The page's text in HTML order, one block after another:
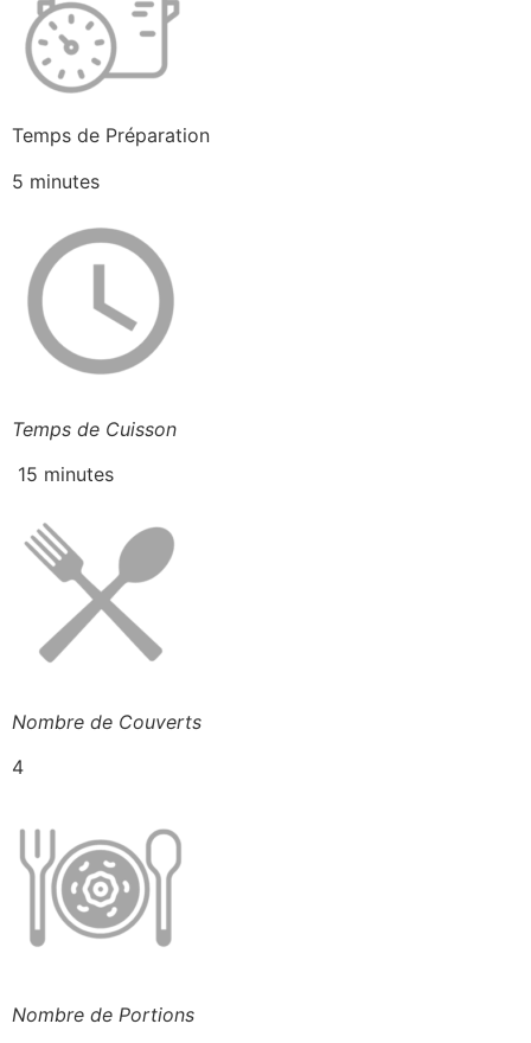
Temps de Préparation
5 minutes
Temps de Cuisson
15 minutes
Nombre de Couverts
4
Nombre de Portions